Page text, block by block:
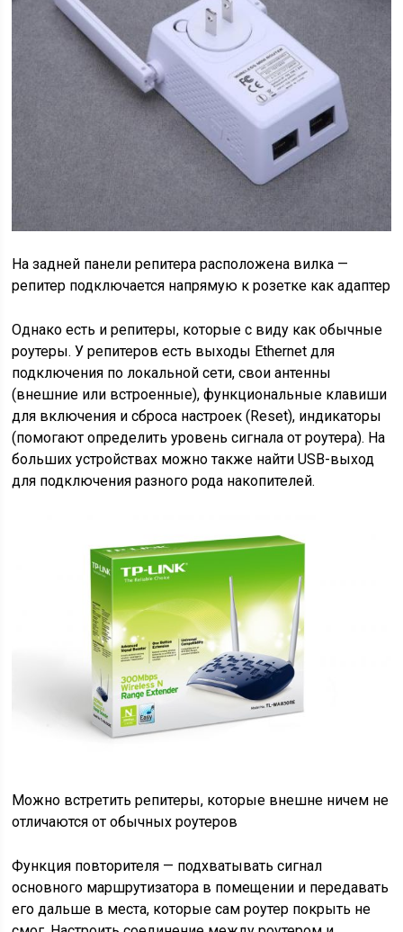
На задней панели репитера расположена вилка —
репитер подключается напрямую к розетке как адаптер
Однако есть и репитеры, которые с виду как обычные
роутеры. У репитеров есть выходы Ethernet для
подключения по локальной сети, свои антенны
(внешние или встроенные), функциональные клавиши
для включения и сброса настроек (Reset), индикаторы
(помогают определить уровень сигнала от роутера). На
больших устройствах можно также найти USB-выход
для подключения разного рода накопителей.
Можно встретить репитеры, которые внешне ничем не
отличаются от обычных роутеров
Функция повторителя — подхватывать сигнал
основного маршрутизатора в помещении и передавать
его дальше в места, которые сам роутер покрыть не